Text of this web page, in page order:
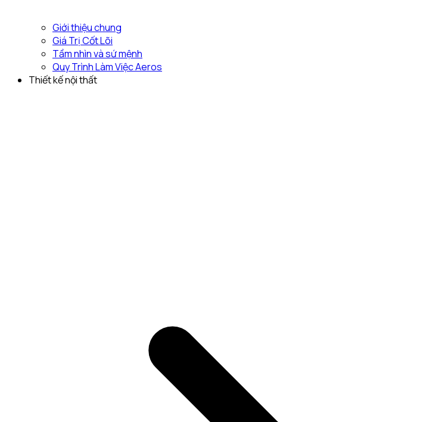
Giới thiệu chung
Giá Trị Cốt Lõi
Tầm nhìn và sứ mệnh
Quy Trình Làm Việc Aeros
Thiết kế nội thất